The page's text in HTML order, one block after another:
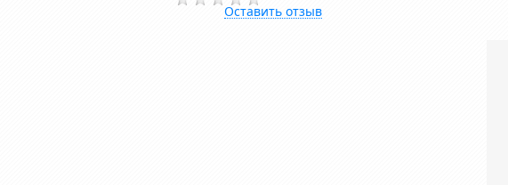
Оставить отзыв